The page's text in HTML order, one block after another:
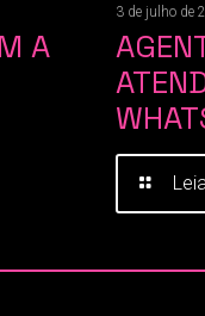
A
3 de julho de